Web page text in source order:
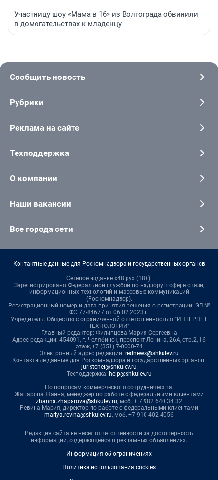
Участницу шоу «Мама в 16» из Волгограда обвинили
в домогательствах к младенцу
Сообщить новость
Рубрики
Реклама на сайте
Техподдержка
О компании
Наши вакансии
Все города сети
Контактные данные для Роскомнадзора и государственных органов
Сетевое издание «48.ру» (18+).
Зарегистрировано Федеральной службой по надзору в сфере связи,
информационных технологий и массовых коммуникаций
(Роскомнадзор).
Регистрационный номер и дата принятия решения о регистрации: ЭЛ №
ФС 77-84677 от 06.02.2023 г.
Учредитель: Общество с ограниченной ответственностью "ИНТЕРНЕТ
ТЕХНОЛОГИИ"
Главный редактор: Филипцева Мария Сергеевна
Адрес редакции: 454091, г. Челябинск, проспект Ленина, 26А, стр.2, 16
этаж, +7 (351) 7-0000-74
Электронный адрес редакции: rednews@shkulev.ru
Контактные данные для Роскомнадзора и государственных органов:
juristchel@shkulev.ru
Техподдержка: help@shkulev.ru
По вопросам коммерческого сотрудничества:
Жапарова Жанна, менеджер по работе с федеральными клиентами
zhanna.zhaparova@shkulev.ru, моб. + 7 982 640 34 32
Ревина Мария, директор по работе с федеральными клиентами
mariya.revina@shkulev.ru, моб. +7 910 402 4056
Редакция сайта не несет ответственности за достоверность
информации, содержащейся в рекламных объявлениях.
Информация об ограничениях
Политика использования cookies